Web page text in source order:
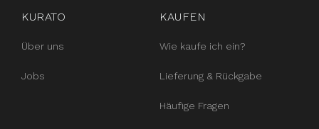
KURATO
Über uns
Jobs
KAUFEN
Wie kaufe ich ein?
Lieferung & Rückgabe
Häufige Fragen
instagram
facebook